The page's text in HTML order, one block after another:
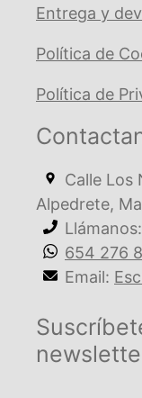
Entrega y
Política de
Política de
Calle Los
Alpedrete,
Llámanos:
654 276
Email: